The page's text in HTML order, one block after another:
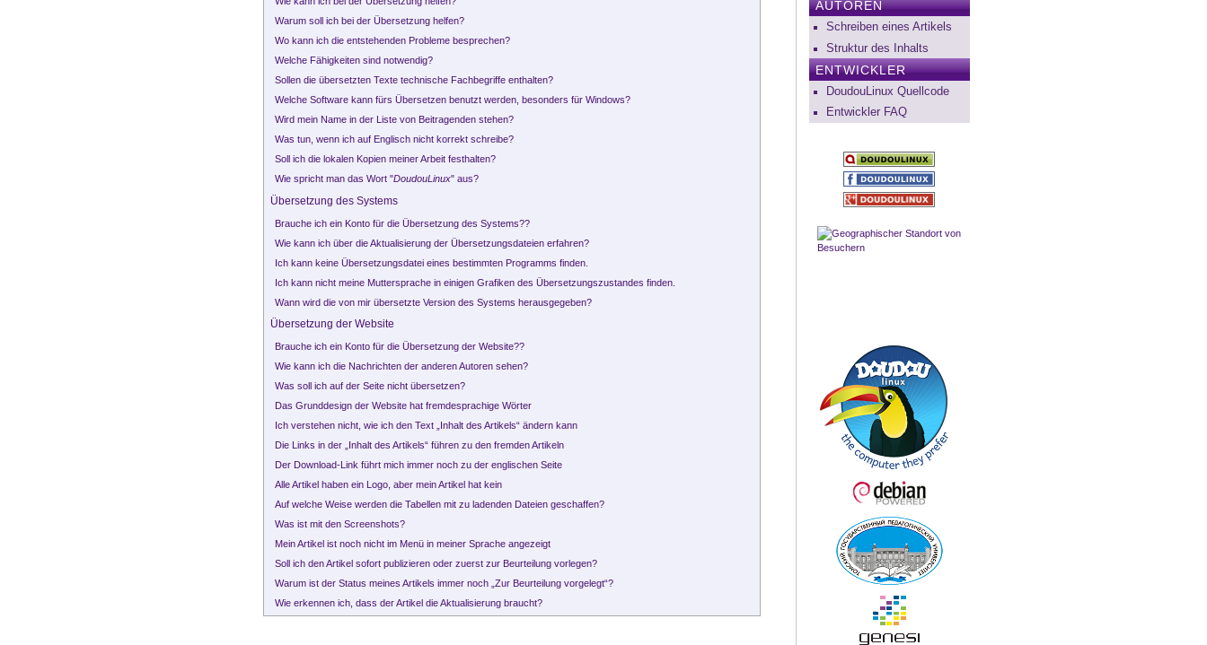
Warum soll ich bei der Übersetzung helfen?
Wo kann ich die entstehenden Probleme besprechen?
Welche Fähigkeiten sind notwendig?
Sollen die übersetzten Texte technische Fachbegriffe enthalten?
Welche Software kann fürs Übersetzen benutzt werden, besonders für Windows?
Wird mein Name in der Liste von Beitragenden stehen?
Was tun, wenn ich auf Englisch nicht korrekt schreibe?
Soll ich die lokalen Kopien meiner Arbeit festhalten?
Wie spricht man das Wort "DoudouLinux" aus?
Übersetzung des Systems
Brauche ich ein Konto für die Übersetzung des Systems??
Wie kann ich über die Aktualisierung der Übersetzungsdateien erfahren?
Ich kann keine Übersetzungsdatei eines bestimmten Programms finden.
Ich kann nicht meine Muttersprache in einigen Grafiken des Übersetzungszustandes finden.
Wann wird die von mir übersetzte Version des Systems herausgegeben?
Übersetzung der Website
Brauche ich ein Konto für die Übersetzung der Website??
Wie kann ich die Nachrichten der anderen Autoren sehen?
Was soll ich auf der Seite nicht übersetzen?
Das Grunddesign der Website hat fremdesprachige Wörter
Ich verstehen nicht, wie ich den Text „Inhalt des Artikels“ ändern kann
Die Links in der „Inhalt des Artikels“ führen zu den fremden Artikeln
Der Download-Link führt mich immer noch zu der englischen Seite
Alle Artikel haben ein Logo, aber mein Artikel hat kein
Auf welche Weise werden die Tabellen mit zu ladenden Dateien geschaffen?
Was ist mit den Screenshots?
Mein Artikel ist noch nicht im Menü in meiner Sprache angezeigt
Soll ich den Artikel sofort publizieren oder zuerst zur Beurteilung vorlegen?
Warum ist der Status meines Artikels immer noch „Zur Beurteilung vorgelegt“?
Wie erkennen ich, dass der Artikel die Aktualisierung braucht?
AUTOREN
Schreiben eines Artikels
Struktur des Inhalts
ENTWICKLER
DoudouLinux Quellcode
Entwickler FAQ